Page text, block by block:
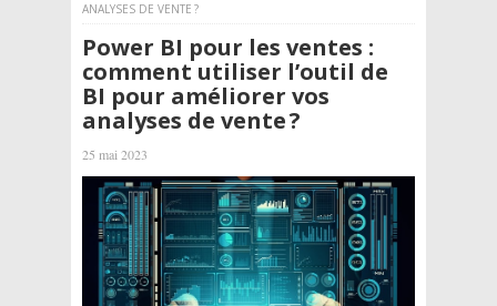
ANALYSES DE VENTE ?
Power BI pour les ventes :
comment utiliser l’outil de
BI pour améliorer vos
analyses de vente ?
25 mai 2023